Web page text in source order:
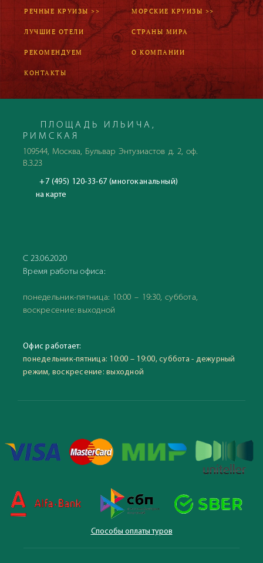
РЕЧНЫЕ КРУИЗЫ >> МОРСКИЕ КРУИЗЫ >>
ЛУЧШИЕ ОТЕЛИ СТРАНЫ МИРА
РЕКОМЕНДУЕМ О КОМПАНИИ
КОНТАКТЫ
ПЛОЩАДЬ ИЛЬИЧА,
РИМСКАЯ
109544, Москва, Бульвар Энтузиастов д. 2, оф.
В.3.23
+7 (495) 120-33-67 (многоканальный)
на карте
С 23.06.2020
Время работы офиса:
понедельник-пятница: 10:00 – 19:30, суббота,
воскресение: выходной
Офис работает:
понедельник-пятница: 10:00 – 19:00, суббота - дежурный
режим, воскресение: выходной
Способы оплаты туров